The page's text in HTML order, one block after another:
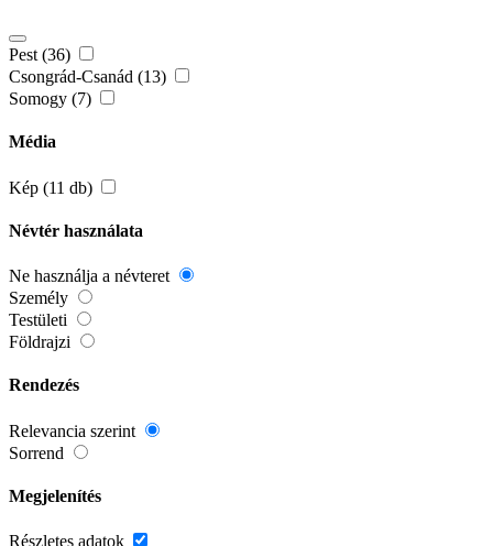
Pest (36)
Csongrád-Csanád (13)
Somogy (7)
Média
Kép (11 db)
Névtér használata
Ne használja a névteret
Személy
Testületi
Földrajzi
Rendezés
Relevancia szerint
Sorrend
Megjelenítés
Részletes adatok